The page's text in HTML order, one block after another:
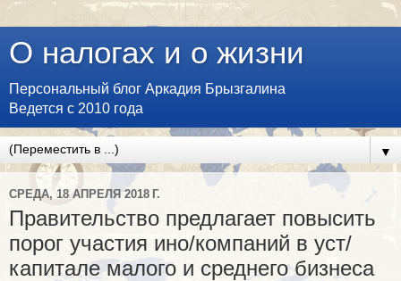
О налогах и о жизни
Персональный блог Аркадия Брызгалина
Ведется с 2010 года
▼
СРЕДА, 18 АПРЕЛЯ 2018 Г.
Правительство предлагает повысить
порог участия ино/компаний в уст/
капитале малого и среднего бизнеса